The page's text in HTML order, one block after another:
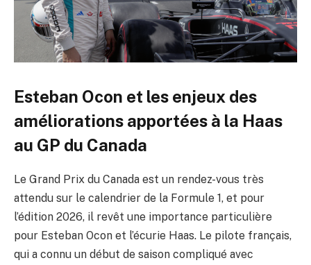
Esteban Ocon et les enjeux des
améliorations apportées à la Haas
au GP du Canada
Le Grand Prix du Canada est un rendez-vous très
attendu sur le calendrier de la Formule 1, et pour
l’édition 2026, il revêt une importance particulière
pour Esteban Ocon et l’écurie Haas. Le pilote français,
qui a connu un début de saison compliqué avec